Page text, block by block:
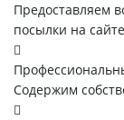
Предоставляем
посылки на
Содержим